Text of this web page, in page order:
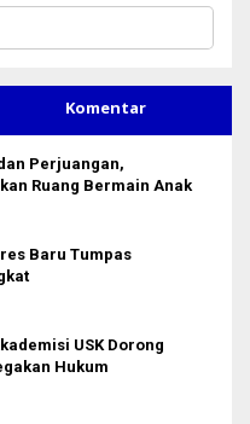
Komentar
Perjuangan,
Ruang Bermain Anak
Baru Tumpas
USK Dorong
Hukum